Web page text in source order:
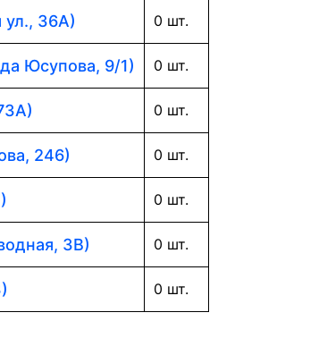
ул., 36А) 0 шт.
Юсупова, 9/1) 0 шт.
0 шт.
246) 0 шт.
0 шт.
3В) 0 шт.
0 шт.